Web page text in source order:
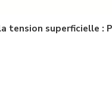
tension superficielle :